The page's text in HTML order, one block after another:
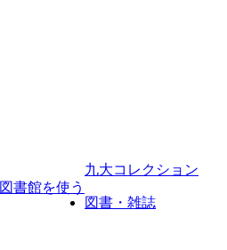
図書館を使う
九大コレクション
図書・雑誌